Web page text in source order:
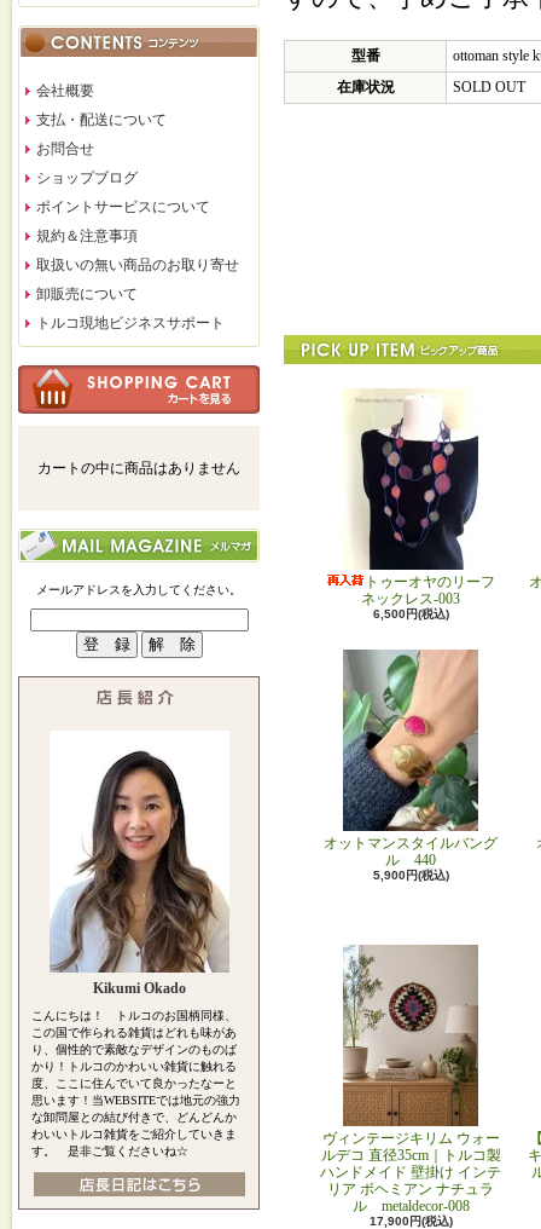
会社概要
支払・配送について
お問合せ
ショップブログ
ポイントサービスについて
規約＆注意事項
取扱いの無い商品のお取り寄せ
卸販売について
トルコ現地ビジネスサポート
カートの中に商品はありません
メールアドレスを入力してください。
Kikumi Okado
こんにちは！ トルコのお国柄同様、
この国で作られる雑貨はどれも味があ
り、個性的で素敵なデザインのものば
かり！トルコのかわいい雑貨に触れる
度、ここに住んでいて良かったなーと
思います！当WEBSITEでは地元の強力
な卸問屋との結び付きで、どんどんか
わいいトルコ雑貨をご紹介していきま
す。 是非ご覧くださいね☆
型番
ottoman style
在庫状況
SOLD OUT
トゥーオヤのリーフ
ネックレス-003
6,500円(税込)
オットマンスタイルバング
ル 440
5,900円(税込)
ヴィンテージキリム ウォー
ルデコ 直径35cm｜トルコ製
ハンドメイド 壁掛け インテ
リア ボヘミアン ナチュラ
ル metaldecor-008
17,900円(税込)